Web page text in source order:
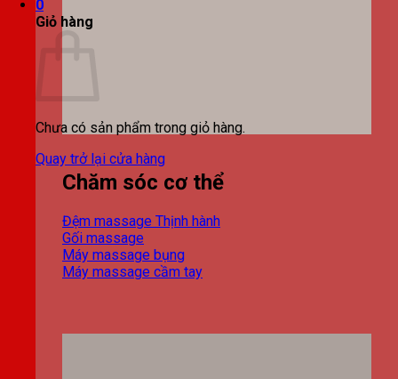
0
Giỏ hàng
Chưa có sản phẩm trong giỏ hàng.
Quay trở lại cửa hàng
Chăm sóc cơ thể
Đệm massage
Gối massage
Máy massage bụng
Máy massage cầm tay